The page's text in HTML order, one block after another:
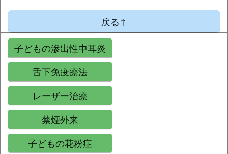
戻る↑
子どもの滲出性中耳炎
舌下免疫療法
レーザー治療
禁煙外来
子どもの花粉症